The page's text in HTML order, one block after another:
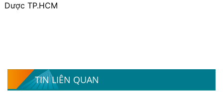
Dược TP.HCM
TIN LIÊN QUAN